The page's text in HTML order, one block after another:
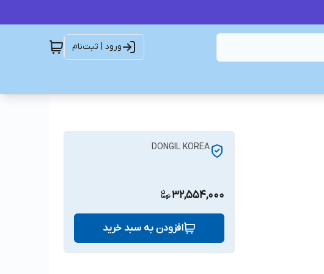
ورود | ثبت‌نام
DONGIL KOREA
32,554,000
افزودن به سبد خرید